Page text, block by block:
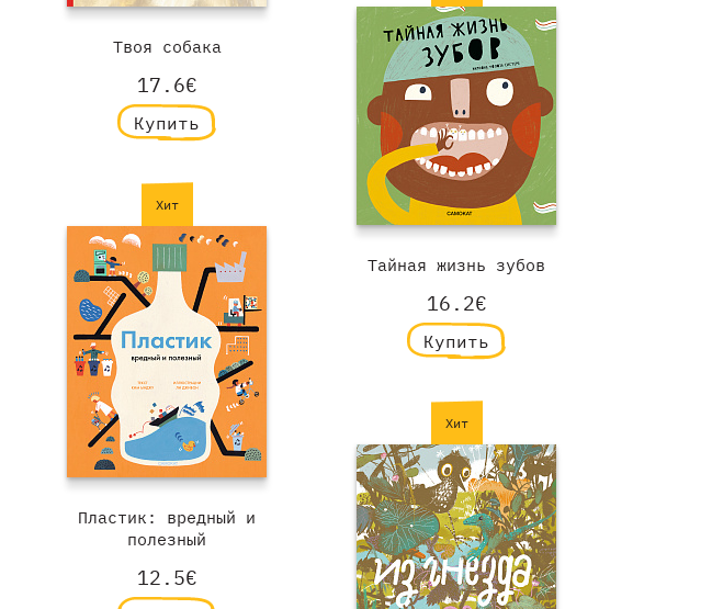
Твоя собака
17.6€
Купить
Тайная жизнь зубов
16.2€
Купить
Хит
Пластик: вредный и
полезный
12.5€
Хит